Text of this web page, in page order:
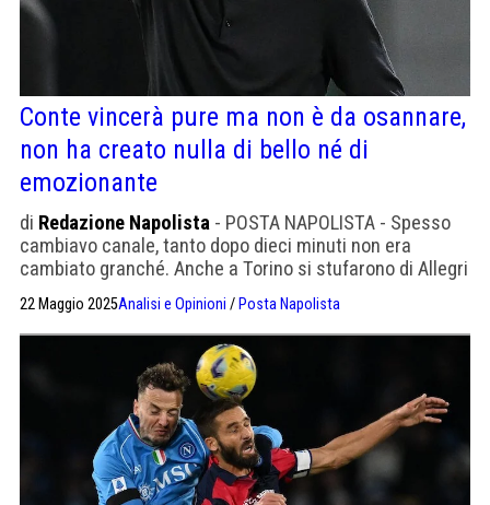
Conte vincerà pure ma non è da osannare,
non ha creato nulla di bello né di
emozionante
di Redazione Napolista - POSTA NAPOLISTA - Spesso
cambiavo canale, tanto dopo dieci minuti non era
cambiato granché. Anche a Torino si stufarono di Allegri
nonostante vincesse
22 Maggio 2025Analisi e Opinioni /Posta Napolista